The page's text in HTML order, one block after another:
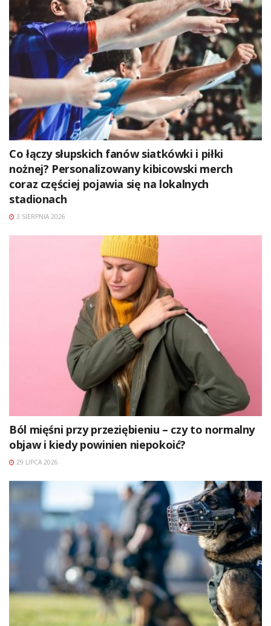
Co łączy słupskich fanów siatkówki i piłki
nożnej? Personalizowany kibicowski merch
coraz częściej pojawia się na lokalnych
stadionach
3 SIERPNIA 2026
Ból mięśni przy przeziębieniu – czy to normalny
objaw i kiedy powinien niepokoić?
29 LIPCA 2026